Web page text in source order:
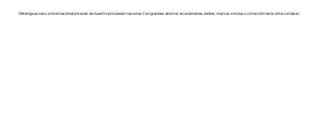
Obtenga acceso a nivel nacional a través de nuestro proveedor nacional. Con grandes ahorros en exámenes, lentes, marcos e incluso corrección de la vista con láser.